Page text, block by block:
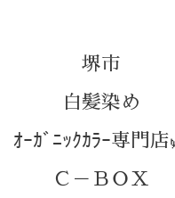
堺市
白髪染め
ｵｰｶﾞﾆｯｸｶﾗｰ専門店
Ｃ－ＢＯＸ